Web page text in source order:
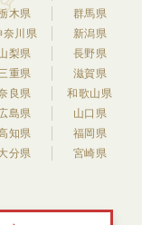
木県
群馬県
奈川県
新潟県
梨県
長野県
重県
滋賀県
良県
和歌山県
島県
山口県
知県
福岡県
分県
宮崎県